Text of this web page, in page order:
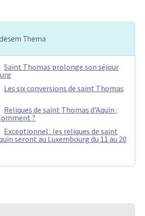
Thema
Saint Thomas prolonge son séjour
Les six conversions de saint Thomas
Reliques de saint Thomas d’Aquin :
?
Exceptionnel : les reliques de saint
seront au Luxembourg du 11 au 20